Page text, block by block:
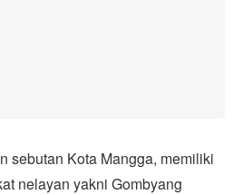
sebutan Kota Mangga, memiliki
nelayan yakni Gombyang